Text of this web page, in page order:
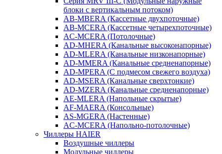
блоки с вертикальным потоком)
AB-MBERA (Кассетные двухпоточные)
AB-MCERA (Кассетные четырехпоточные)
AС-MСERA (Потолочные)
AD-MHERA (Канальные высоконапорные)
AD-MLERA (Канальные низконапорные)
AD-MMERA (Канальные средненапорные)
AD-MPERA (С подмесом свежего воздуха)
AD-MSERA (Канальные сверхтонкие)
AD-MZERA (Канальные средненапорные)
AE-MLERA (Напольные скрытые)
AF-MAERA (Консольные)
AS-MGERA (Настенные)
AС-MСERA (Напольно-потолочные)
Чиллеры HAIER
Воздушные чиллеры
Модульные чиллеры